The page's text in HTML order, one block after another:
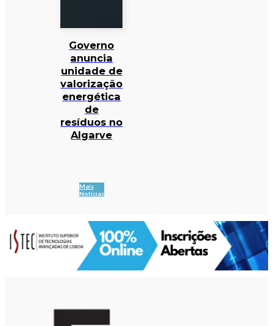
Governo
anuncia
unidade de
valorização
energética
de
resíduos no
Algarve
Mais
Notícias